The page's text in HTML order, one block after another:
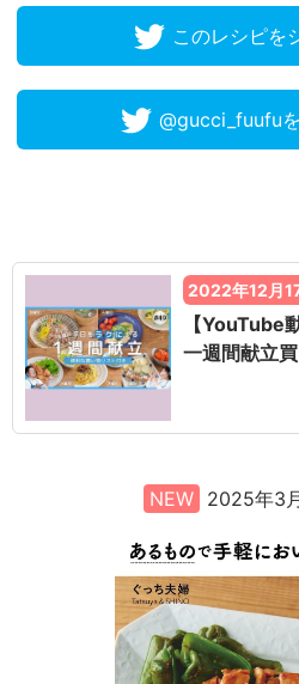
このレシピを
@gucci_fuufu
2022年12月
【YouTube
一週間献立
NEW 2025年3